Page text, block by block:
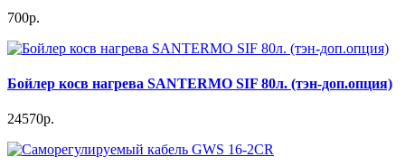
700р.
Бойлер косв нагрева SANTERMO SIF 80л. (тэн-доп.опция)
24570р.